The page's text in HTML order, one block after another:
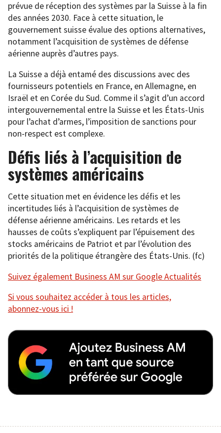
prévue de réception des systèmes par la Suisse à la fin
des années 2030. Face à cette situation, le
gouvernement suisse évalue des options alternatives,
notamment l’acquisition de systèmes de défense
aérienne auprès d’autres pays.
La Suisse a déjà entamé des discussions avec des
fournisseurs potentiels en France, en Allemagne, en
Israël et en Corée du Sud. Comme il s’agit d’un accord
intergouvernemental entre la Suisse et les États-Unis
pour l’achat d’armes, l’imposition de sanctions pour
non-respect est complexe.
Défis liés à l’acquisition de
systèmes américains
Cette situation met en évidence les défis et les
incertitudes liés à l’acquisition de systèmes de
défense aérienne américains. Les retards et les
hausses de coûts s’expliquent par l’épuisement des
stocks américains de Patriot et par l’évolution des
priorités de la politique étrangère des États-Unis. (fc)
Suivez également Business AM sur Google Actualités
Si vous souhaitez accéder à tous les articles,
abonnez-vous ici !